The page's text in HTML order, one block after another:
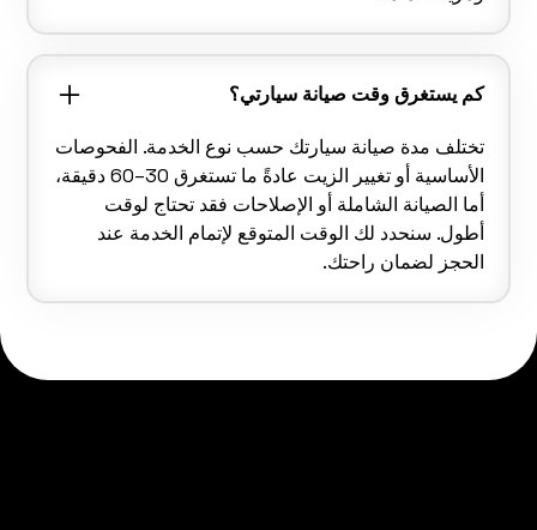
كم يستغرق وقت صيانة سيارتي؟
تختلف مدة صيانة سيارتك حسب نوع الخدمة. الفحوصات
الأساسية أو تغيير الزيت عادةً ما تستغرق 30–60 دقيقة،
أما الصيانة الشاملة أو الإصلاحات فقد تحتاج لوقت
أطول. سنحدد لك الوقت المتوقع لإتمام الخدمة عند
الحجز لضمان راحتك.